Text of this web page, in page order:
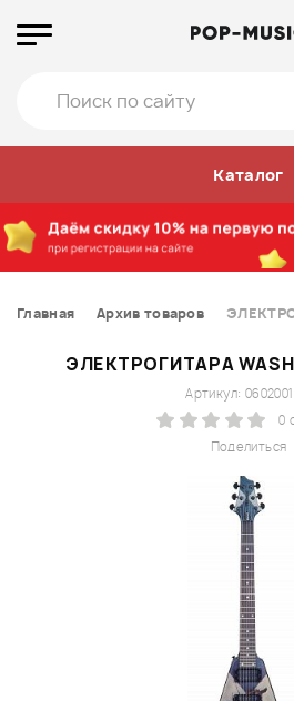
Каталог
Главная Архив товаров
ЭЛЕКТРОГИТАРА
Поделиться
Артикул:
0